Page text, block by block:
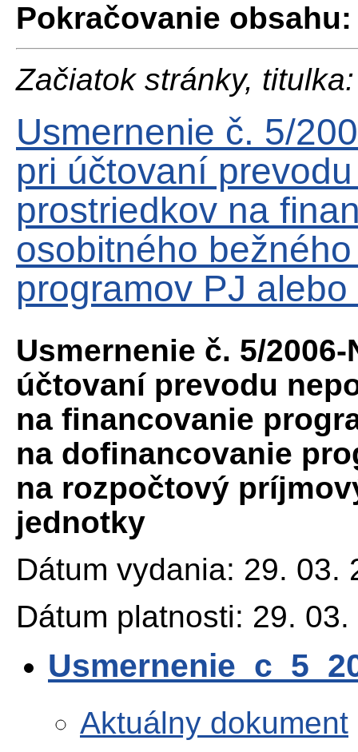
Pokračovanie obsahu:
Začiatok stránky, titulka:
Usmernenie č. 5/
pri účtovaní
prostriedkov na
osobitného
programov PJ
Usmernenie č. 5/
účtovaní prevodu
na financovanie
na dofinancovanie
na rozpočtový
jednotky
Dátum vydania: 29. 03.
Dátum platnosti: 29. 03.
Aktuálny dokument